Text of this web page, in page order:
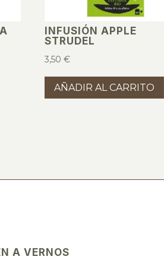
INFUSIÓN APPLE
STRUDEL
3,50€
AÑADIR AL CARRITO
A VERNOS